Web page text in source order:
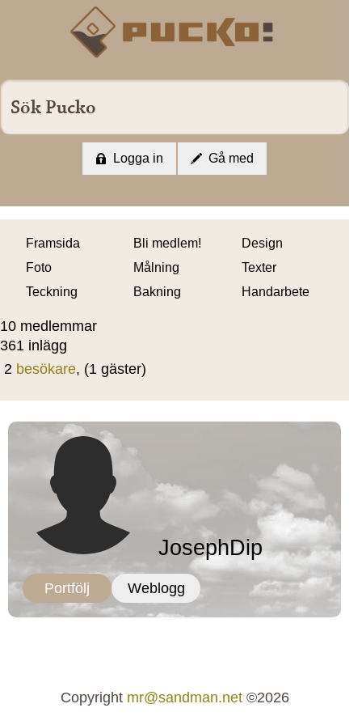
Framsida Bli medlem!
Design
Foto
Målning
Texter
Teckning
Bakning Handarbete
10 medlemmar
361 inlägg
2 besökare, (1 gäster)
Logga in Gå med
JosephDip
Portfölj Weblogg
Copyright mr@sandman.net©2026